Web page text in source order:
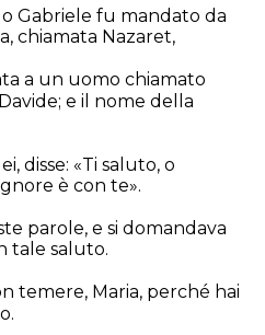
Gabriele fu mandato da
chiamata Nazaret,
a un uomo chiamato
e il nome della
disse: «Ti saluto, o
è con te».
parole, e si domandava
tale saluto.
temere, Maria, perché hai